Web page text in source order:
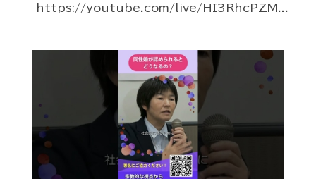
https://youtube.com/live/HI3RhcPZM...